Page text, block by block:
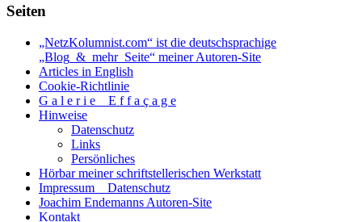
Seiten
„NetzKolumnist.com“ ist die deutschsprachige
„Blog_&_mehr_Seite“ meiner Autoren-Site
Articles in English
Cookie-Richtlinie
G a l e r i e _ E f f a ç a g e
Hinweise
Datenschutz
Links
Persönliches
Hörbar meiner schriftstellerischen Werkstatt
Impressum _ Datenschutz
Joachim Endemanns Autoren-Site
Kontakt